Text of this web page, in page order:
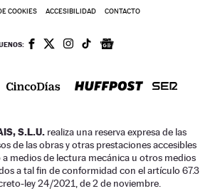
COOKIES ACCESIBILIDAD CONTACTO
S.L.U. realiza una reserva expresa de las
de las obras y otras prestaciones accesibles
a medios de lectura mecánica u otros medios
a tal fin de conformidad con el artículo 67.3
ley 24/2021, de 2 de noviembre.